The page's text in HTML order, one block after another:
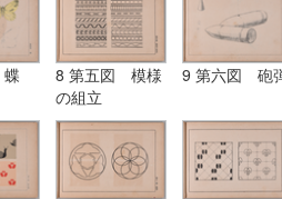
8 第五図 模様
の組立
9 第六図 砲